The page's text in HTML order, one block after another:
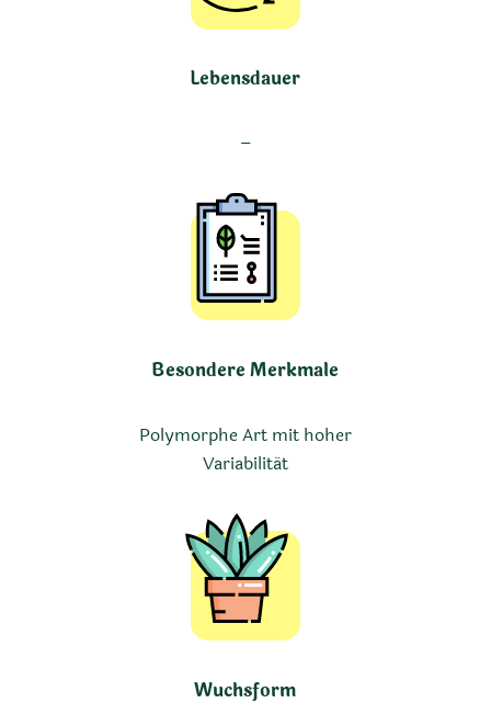
Lebensdauer
–
Besondere Merkmale
Polymorphe Art mit hoher
Variabilität
Wuchsform